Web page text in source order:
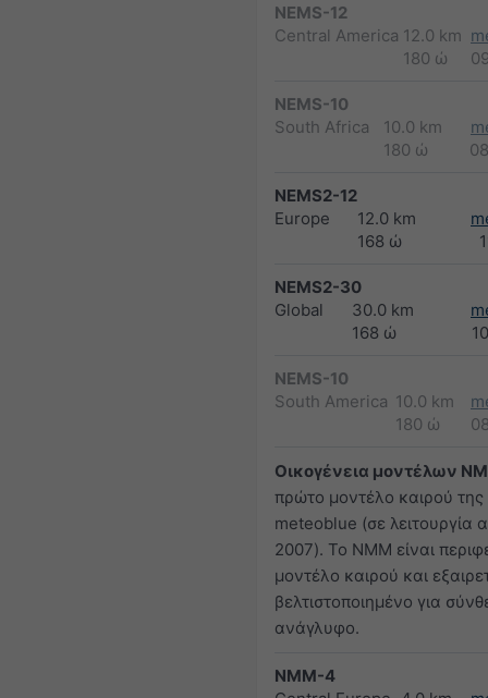
NEMS-12
Central America 12.0 km
180 ώ
NEMS-10
South Africa
10.0 km
180 ώ
NEMS2-12
Europe
12.0 km
168 ώ
NEMS2-30
Global
30.0 km
168 ώ
NEMS-10
South America 10.0 km
180 ώ
Οικογένεια μοντέλων
πρώτο μοντέλο καιρού της
meteoblue (σε λειτουργία
2007). Το NMM είναι
μοντέλο καιρού και
βελτιστοποιημένο για
ανάγλυφο.
NMM-4